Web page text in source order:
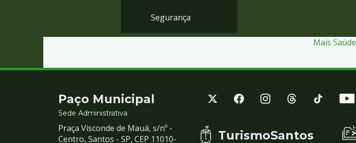
Segurança
Mais Saúde
Contato
e
Paço Municipal
Sede Administrativa
Praça Visconde de Mauá, s/nº -
Centro, Santos - SP, CEP 11010-
TurismoSantos